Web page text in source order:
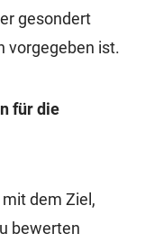
gesondert
vorgegeben ist.
für die
dem Ziel,
bewerten